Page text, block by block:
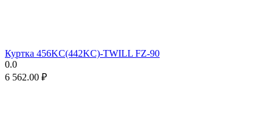
Куртка 456KC(442KC)-TWILL FZ-90
0.0
6 562.00 ₽